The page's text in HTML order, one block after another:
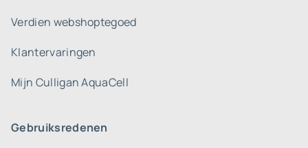
Verdien webshoptegoed
Klantervaringen
Mijn Culligan AquaCell
Gebruiksredenen